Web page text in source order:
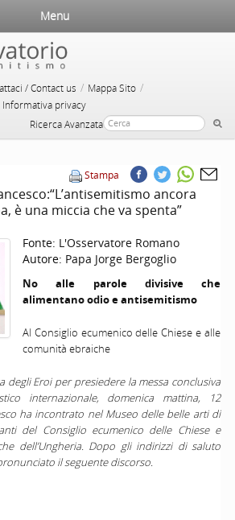
/ Contact us / Mappa Sito /
Informativa privacy
Ricerca Avanzata
Menu
Stampa
ancora
è una miccia che va spenta”
Fonte: L'Osservatore Romano
Autore: Papa Jorge Bergoglio
No alle parole divisive che
alimentano odio e antisemitismo
Al Consiglio ecumenico delle Chiese e alle
comunità ebraiche
degli Eroi per presiedere la messa conclusiva
internazionale, domenica mattina, 12
ha incontrato nel Museo delle belle arti di
del Consiglio ecumenico delle Chiese e
dell’Ungheria. Dopo gli indirizzi di saluto
il seguente discorso.